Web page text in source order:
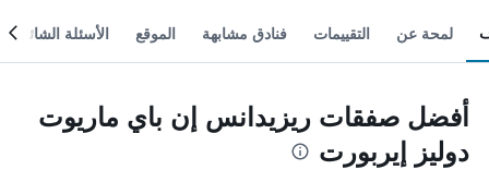
لمحة عن التقييمات فنادق مشابهة الموقع الأسئلة الشائعة
أفضل صفقات ريزيدانس إن باي ماريوت
دوليز إيربورت